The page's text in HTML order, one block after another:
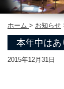
ホーム > お知らせ
本年中はあ
2015年12月31日